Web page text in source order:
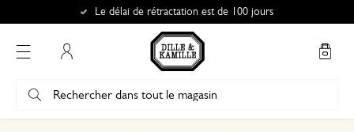
Le délai de rétractation est de 100 jours